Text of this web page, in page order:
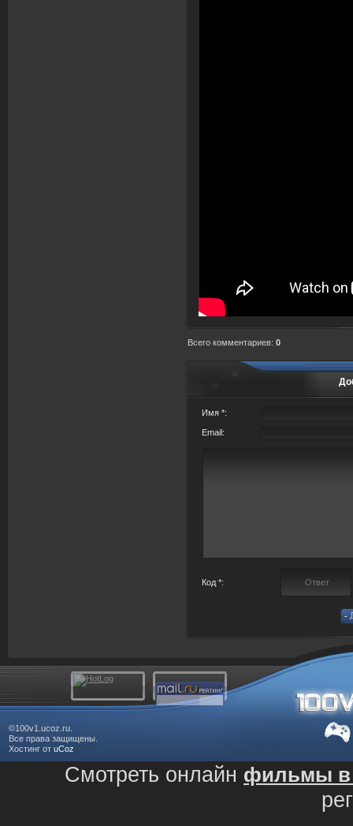
Всего комментариев: 0
Имя *:
Email:
Код *:
©100v1.ucoz.ru.
Все права защищены.
Хостинг от uCoz
Смотреть онлайн фильмы в